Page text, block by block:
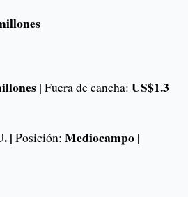
| Fuera de cancha: US$1.3
| Posición: Mediocampo |